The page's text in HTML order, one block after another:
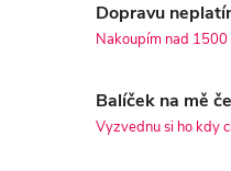
Dopravu
Nakoupím nad
Balíček na mě
Vyzvednu si ho kdy